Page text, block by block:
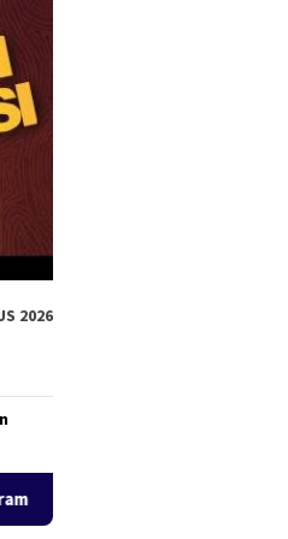
2026
Niaga Regional Papua Maluku